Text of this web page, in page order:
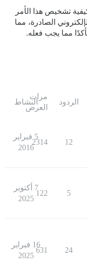
تشخيص هذا الأمر
الصادرة، مما
مما يجب فعله.
الردود
مرات
العرض
النشاط
12
2314
5 فبراير
2016
5
122
7 أكتوبر
2025
24
631
16 فبراير
2025